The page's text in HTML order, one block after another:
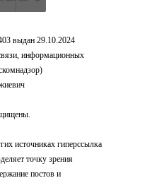
выдан 29.10.2024
информационных
источниках гиперссылка
точку зрения
постов и